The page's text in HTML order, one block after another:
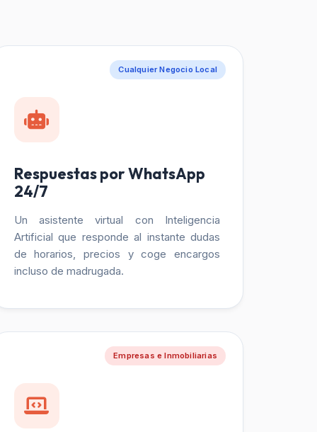
Cualquier Negocio Local
Respuestas por WhatsApp
24/7
Un asistente virtual con Inteligencia
Artificial que responde al instante dudas
de horarios, precios y coge encargos
incluso de madrugada.
Empresas e Inmobiliarias